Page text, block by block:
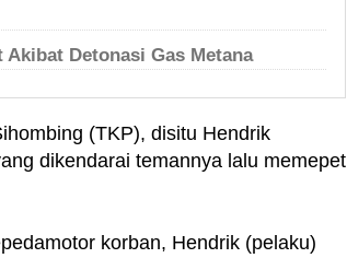
Detonasi Gas Metana
(TKP), disitu Hendrik
dikendarai temannya lalu memepet
korban, Hendrik (pelaku)